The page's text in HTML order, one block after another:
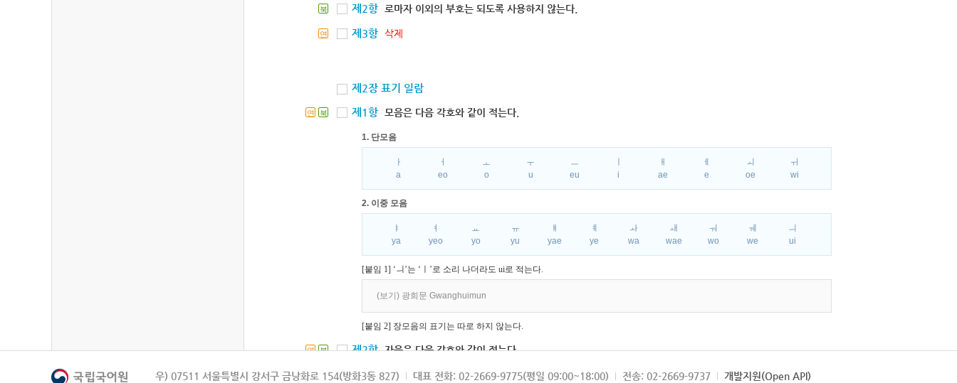
북 제2항 로마자 이외의 부호는 되도록 사용하지 않는다.
연 제3항 삭제
제2장 표기 일람
연 북 제1항 모음은 다음 각호와 같이 적는다.
1. 단모음
ㅏ
a
ㅓ
eo
ㅗ
o
ㅜ
u
ㅡ
eu
i
ㅐ
ae
ㅔ
e
ㅚ
oe
ㅟ
wi
2. 이중 모음
ㅑ
ya
ㅕ
yeo
ㅛ
yo
ㅠ
yu
ㅒ
yae
ㅖ
ye
ㅘ
wa
ㅙ
wae
ㅝ
wo
ㅞ
we
ㅢ
ui
[붙임 1] ‘ㅢ’는 ‘ㅣ’로 소리 나더라도 ui로 적는다.
(보기) 광희문 Gwanghuimun
[붙임 2] 장모음의 표기는 따로 하지 않는다.
연 북 제2항 자음은 다음 각호와 같이 적는다.
1. 파열음
우) 07511 서울특별시 강서구 금낭화로 154(방화3동 827) 대표 전화: 02-2669-9775(평일 09:00~18:00) 전송: 02-2669-9737 개발지원(Open API)